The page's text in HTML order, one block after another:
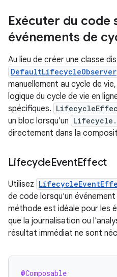
Exécuter du code
événements de
Au lieu de créer une classe
DefaultLifecycleObserver
manuellement au cycle de
logique du cycle de vie en
spécifiques.
un bloc lorsqu'un
directement dans la
LifecycleEventEffect
Utilisez
de code lorsqu'un
méthode est idéale pour les
que la journalisation ou
résultat immédiat ne sont
@Composable